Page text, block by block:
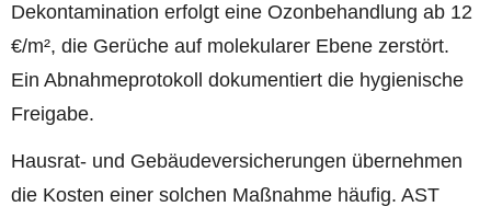
Dekontamination erfolgt eine Ozonbehandlung ab 12
€/m², die Gerüche auf molekularer Ebene zerstört.
Ein Abnahmeprotokoll dokumentiert die hygienische
Freigabe.
Hausrat- und Gebäudeversicherungen übernehmen
die Kosten einer solchen Maßnahme häufig. AST